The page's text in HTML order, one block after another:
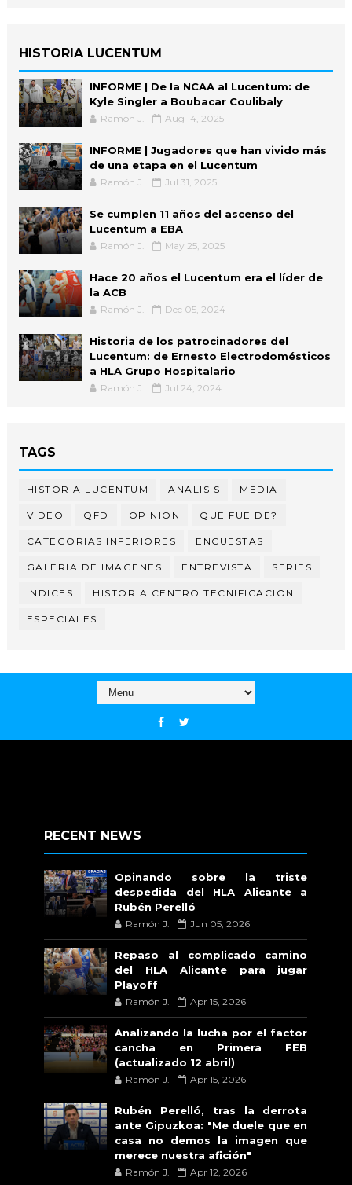
HISTORIA LUCENTUM
INFORME | De la NCAA al Lucentum: de
Kyle Singler a Boubacar Coulibaly
Ramón J. Aug 14, 2025
INFORME | Jugadores que han vivido más
de una etapa en el Lucentum
Ramón J. Jul 31, 2025
Se cumplen 11 años del ascenso del
Lucentum a EBA
Ramón J. May 25, 2025
Hace 20 años el Lucentum era el líder de
la ACB
Ramón J. Dec 05, 2024
Historia de los patrocinadores del
Lucentum: de Ernesto Electrodomésticos
a HLA Grupo Hospitalario
Ramón J. Jul 24, 2024
TAGS
HISTORIA LUCENTUM ANALISIS MEDIA
VIDEO QFD OPINION QUE FUE DE?
CATEGORIAS INFERIORES ENCUESTAS
GALERIA DE IMAGENES ENTREVISTA SERIES
INDICES HISTORIA CENTRO TECNIFICACION
ESPECIALES
RECENT NEWS
Opinando sobre la triste
despedida del HLA Alicante a
Rubén Perelló
Ramón J. Jun 05, 2026
Repaso al complicado camino
del HLA Alicante para jugar
Playoff
Ramón J. Apr 15, 2026
Analizando la lucha por el factor
cancha en Primera FEB
(actualizado 12 abril)
Ramón J. Apr 15, 2026
Rubén Perelló, tras la derrota
ante Gipuzkoa: "Me duele que en
casa no demos la imagen que
merece nuestra afición"
Ramón J. Apr 12, 2026